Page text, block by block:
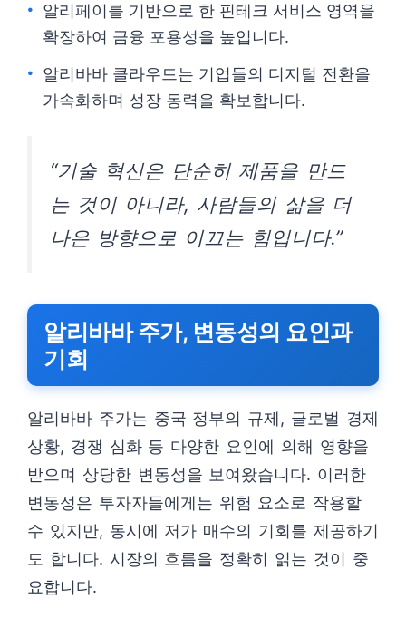
알리페이를 기반으로 한 핀테크 서비스 영역을
확장하여 금융 포용성을 높입니다.
알리바바 클라우드는 기업들의 디지털 전환을
가속화하며 성장 동력을 확보합니다.
“기술 혁신은 단순히 제품을 만드
는 것이 아니라, 사람들의 삶을 더
나은 방향으로 이끄는 힘입니다.”
알리바바 주가, 변동성의 요인과
기회
알리바바 주가는 중국 정부의 규제, 글로벌 경제
상황, 경쟁 심화 등 다양한 요인에 의해 영향을
받으며 상당한 변동성을 보여왔습니다. 이러한
변동성은 투자자들에게는 위험 요소로 작용할
수 있지만, 동시에 저가 매수의 기회를 제공하기
도 합니다. 시장의 흐름을 정확히 읽는 것이 중
요합니다.